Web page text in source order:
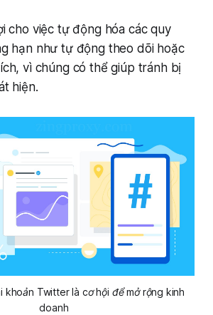
cho việc tự động hóa các quy
hạn như tự động theo dõi hoặc
vì chúng có thể giúp tránh bị
hiện.
khoản Twitter là cơ hội để mở rộng kinh
doanh